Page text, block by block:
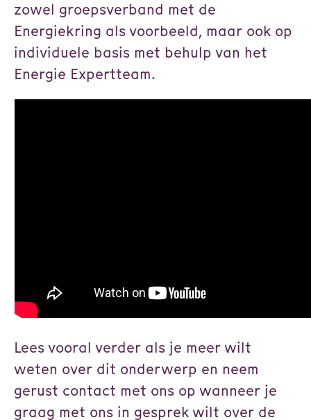
zowel groepsverband met de
Energiekring als voorbeeld, maar ook op
individuele basis met behulp van het
Energie Expertteam.
Lees vooral verder als je meer wilt
weten over dit onderwerp en neem
gerust contact met ons op wanneer je
graag met ons in gesprek wilt over de